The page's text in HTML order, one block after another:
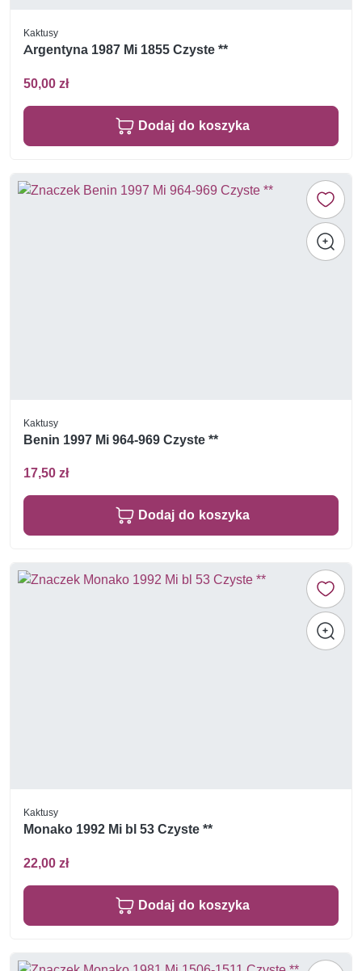
Kaktusy
Argentyna 1987 Mi 1855 Czyste **
50,00 zł
Dodaj do koszyka
Kaktusy
Benin 1997 Mi 964-969 Czyste **
17,50 zł
Dodaj do koszyka
Kaktusy
Monako 1992 Mi bl 53 Czyste **
22,00 zł
Dodaj do koszyka